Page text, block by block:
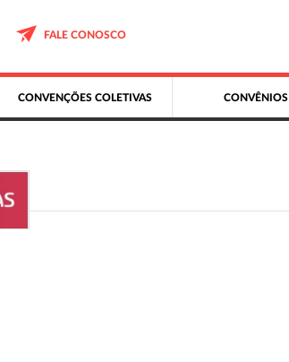
FALE CONOSCO
CONVENÇÕES COLETIVAS CONVÊNIOS